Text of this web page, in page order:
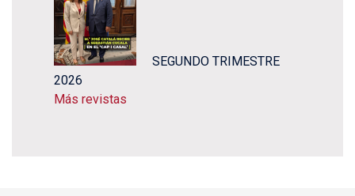
SEGUNDO TRIMESTRE
2026
Más revistas